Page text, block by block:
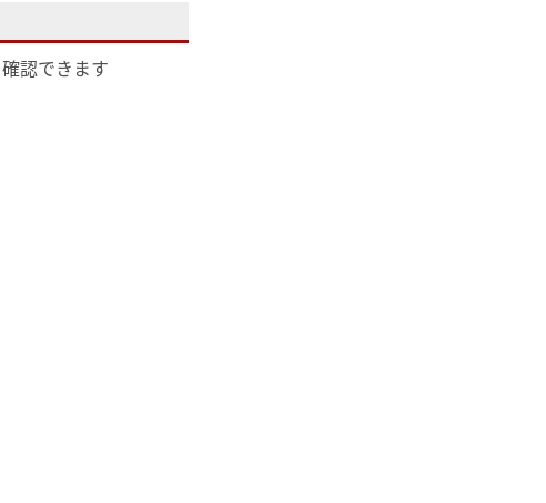
認できます